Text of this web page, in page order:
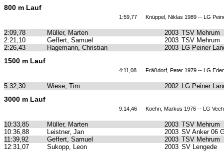
800 m Lauf
1:59,77 Knüppel, Niklas 1989 -- LG
2:09,78 Müller, Marten 2003 TSV Mehrum
2:21,10
Geffert, Samuel 2003 TSV Mehrum
2:26,43
Hagemann, Christian 2003 LG Peiner
1500 m Lauf
4:11,08 Fräßdorf, Peter 1979 -- LG
5:32,30 Wiese, Tim 2002 LG Peiner
3000 m Lauf
9:14,46 Koehn, Markus 1976 -- LG
10:33,85 Müller, Marten 2003 TSV Mehrum
10:36,88
Leistner, Jan 2003 SV Anker 06
11:39,92
Geffert, Samuel 2003 TSV Mehrum
12:31,07
Sukopp, Leon 2003 SV Lengede